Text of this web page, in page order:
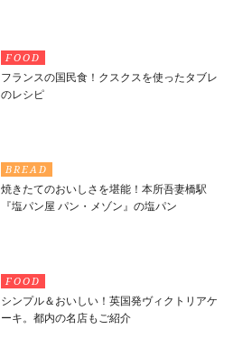
FOOD
フランスの国民食！クスクスを使ったタブレ
のレシピ
BREAD
焼きたてのおいしさを堪能！本所吾妻橋駅
『塩パン屋 パン・メゾン』の塩パン
FOOD
シンプル＆おいしい！英国発ヴィクトリアケ
ーキ。都内の名店もご紹介